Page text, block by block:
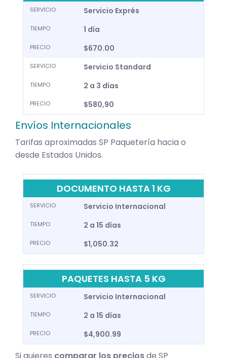
SERVICIO Servicio Exprés
TIEMPO 1 día
PRECIO $670.00
SERVICIO Servicio Standard
TIEMPO 2 a 3 días
PRECIO $580,90
Envíos Internacionales
Tarifas aproximadas SP Paquetería hacia o
desde Estados Unidos.
DOCUMENTO HASTA 1 KG
SERVICIO Servicio Internacional
TIEMPO 2 a 15 días
PRECIO $1,050.32
PAQUETES HASTA 5 KG
SERVICIO Servicio Internacional
TIEMPO 2 a 15 días
PRECIO $4,900.99